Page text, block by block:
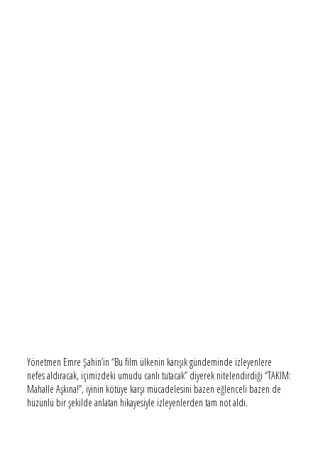
Yönetmen Emre Şahin’in “Bu film ülkenin karışık gündeminde izleyenlere
nefes aldıracak, içimizdeki umudu canlı tutacak” diyerek nitelendirdiği “TAKIM:
Mahalle Aşkına!”, iyinin kötüye karşı mücadelesini bazen eğlenceli bazen de
hüzünlü bir şekilde anlatan hikayesiyle izleyenlerden tam not aldı.